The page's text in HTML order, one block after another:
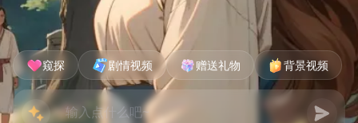
窥探 剧情视频 赠送礼物 背景视频